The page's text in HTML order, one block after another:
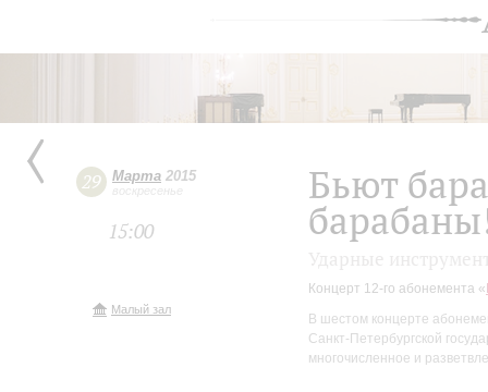
29 Марта 2015
воскресенье
15:00
Малый зал
Бьют
Концерт 12-го абонемента «
В шестом концерте
Санкт-Петербургской
многочисленное и